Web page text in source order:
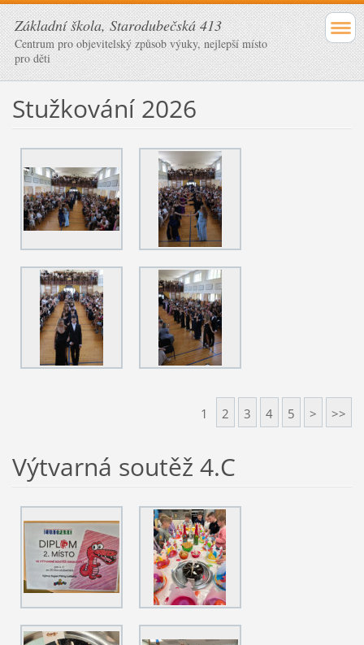
Základní škola, Starodubečská 413
Centrum pro objevitelský způsob výuky, nejlepší místo
pro děti
Stužkování 2026
1 2 3 4 5 > >>
Výtvarná soutěž 4.C